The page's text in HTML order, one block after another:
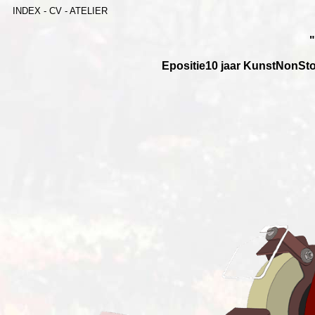
INDEX - CV - ATELIER
Epositie10 jaar